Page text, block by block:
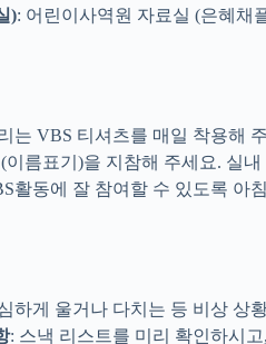
): 어린이사역원 자료실 (은혜채
는 VBS 티셔츠를 매일 착용해
이름표기)을 지참해 주세요. 실
활동에 잘 참여할 수 있도록 아
하게 울거나 다치는 등 비상 상
: 스낵 리스트를 미리 확인하시